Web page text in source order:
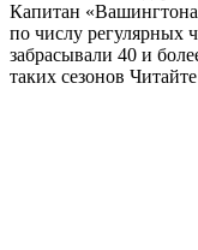
Капитан
по числу регулярных
забрасывали 40 и
таких сезонов